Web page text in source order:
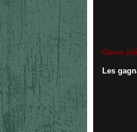
Game
Les